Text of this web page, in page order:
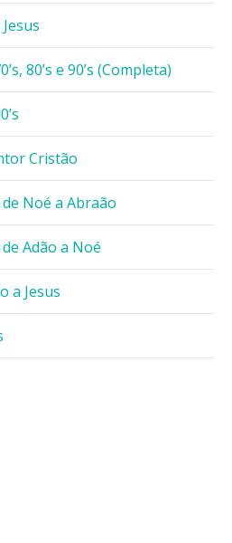
80’s e 90’s (Completa)
Cristão
Noé a Abraão
Adão a Noé
a Jesus